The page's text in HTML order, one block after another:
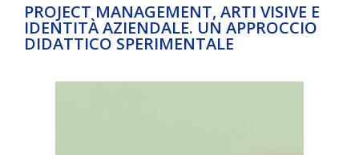
PROJECT MANAGEMENT, ARTI VISIVE E
IDENTITÀ AZIENDALE. UN APPROCCIO
DIDATTICO SPERIMENTALE